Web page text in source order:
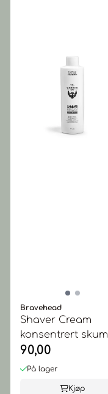
Bravehead
Shaver Cream
konsentrert skum
236 ml
90,00
På lager
Kjøp